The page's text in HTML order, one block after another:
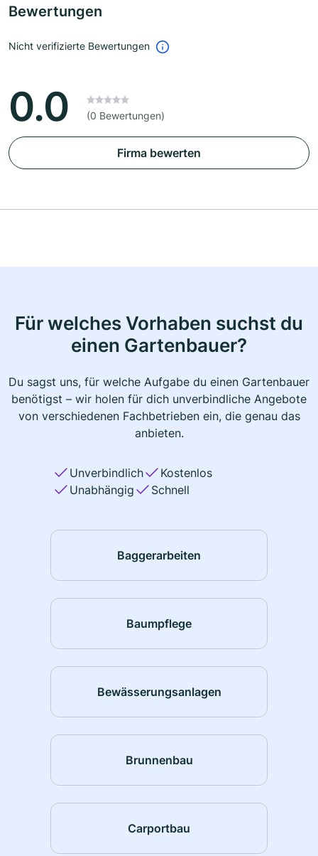
Bewertungen
Nicht verifizierte Bewertungen
0.0 (0 Bewertungen)
Firma bewerten
Für welches Vorhaben suchst du
einen Gartenbauer?
Du sagst uns, für welche Aufgabe du einen Gartenbauer
benötigst – wir holen für dich unverbindliche Angebote
von verschiedenen Fachbetrieben ein, die genau das
anbieten.
Unverbindlich
Kostenlos
Unabhängig
Schnell
Baggerarbeiten
Baumpflege
Bewässerungsanlagen
Brunnenbau
Carportbau